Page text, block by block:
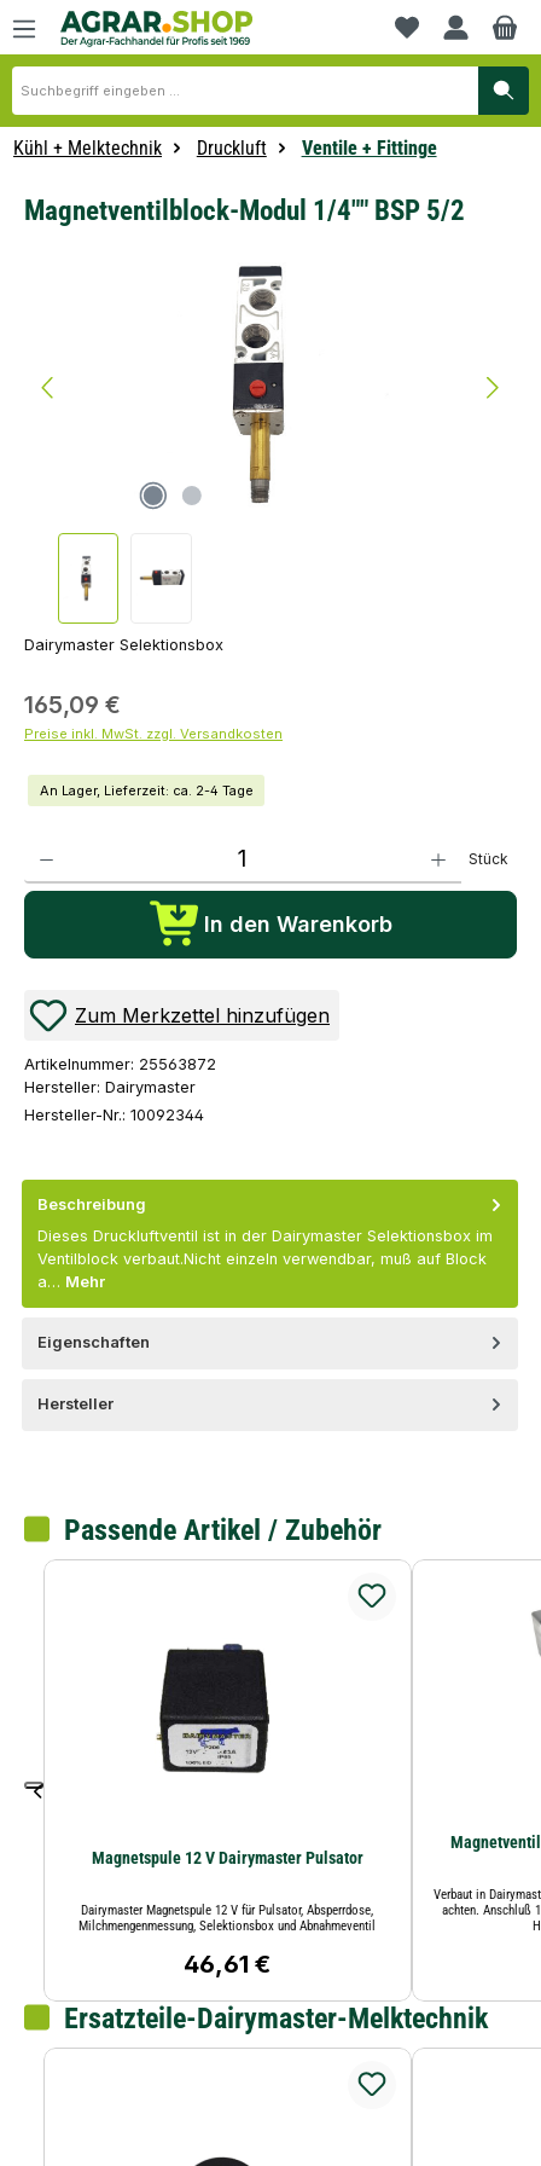
springen
Du hast 0
Kühl + Melktechnik Druckluft Ventile + Fittinge
Magnetventilblock-Modul 1/4"" BSP 5/2
Dairymaster Selektionsbox
165,09 €
Preise inkl. MwSt. zzgl. Versandkosten
An Lager, Lieferzeit: ca. 2-4 Tage
Stück
In den Warenkorb
Zum Merkzettel hinzufügen
Artikelnummer: 25563872
Hersteller: Dairymaster
Hersteller-Nr.: 10092344
Beschreibung
Dieses Druckluftventil ist in der Dairymaster Selektionsbox im
Ventilblock verbaut.Nicht einzeln verwendbar, muß auf Block
a… Mehr
Eigenschaften
Hersteller
Passende Artikel / Zubehör
Magnetspule 12 V Dairymaster Pulsator
Dairymaster Magnetspule 12 V für Pulsator, Absperrdose,
Milchmengenmessung, Selektionsbox und Abnahmeventil
Regulärer Preis:
46,61 €
Verbaut in
achten. Anschluß 1/4" 5/2
Ersatzteile-Dairymaster-Melktechnik